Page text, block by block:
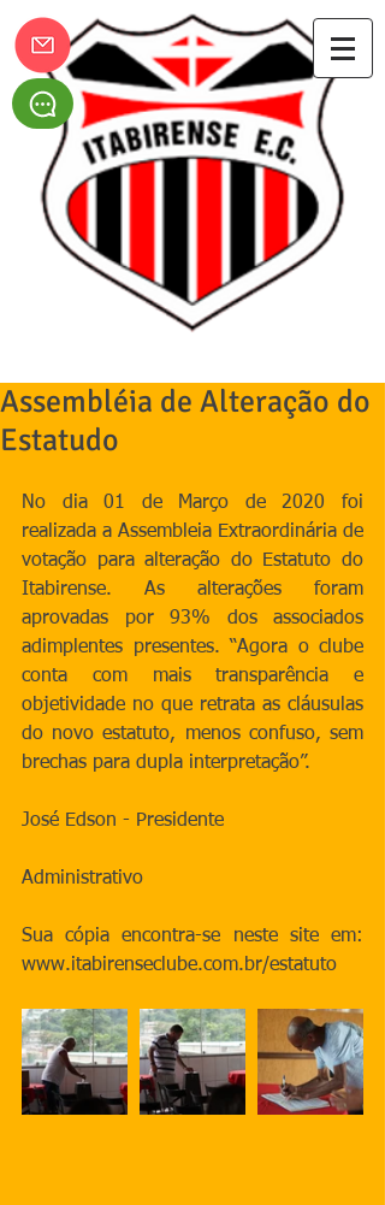
Assembléia de Alteração do
Estatudo
No dia 01 de Março de 2020 foi
realizada a Assembleia Extraordinária de
votação para alteração do Estatuto do
Itabirense. As alterações foram
aprovadas por 93% dos associados
adimplentes presentes. “Agora o clube
conta com mais transparência e
objetividade no que retrata as cláusulas
do novo estatuto, menos confuso, sem
brechas para dupla interpretação”.
José Edson - Presidente
Administrativo
Sua cópia encontra-se neste site em:
www.itabirenseclube.com.br/estatuto